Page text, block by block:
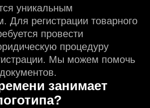
уникальным
Для регистрации товарного
провести
процедуру
Мы можем помочь
занимает